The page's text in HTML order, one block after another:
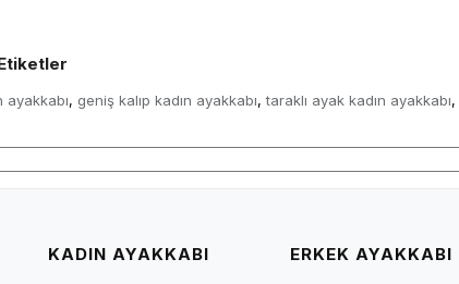
ayakkabı, geniş kalıp kadın ayakkabı, taraklı ayak kadın ayakkabı,
KADIN AYAKKABI ERKEK AYAKKABI